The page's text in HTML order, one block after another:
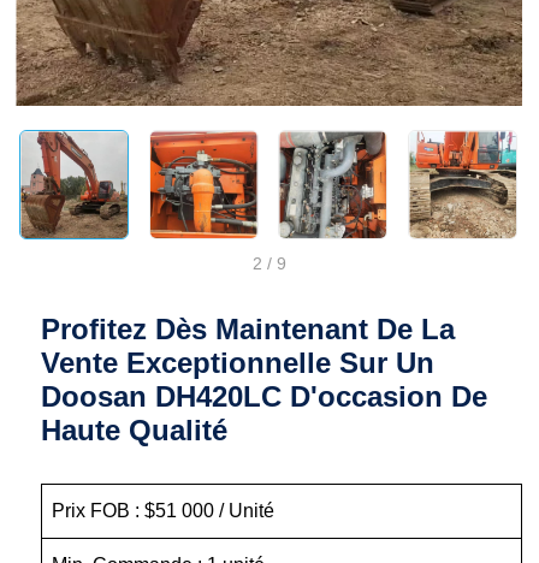
2 / 9
Profitez Dès Maintenant De La
Vente Exceptionnelle Sur Un
Doosan DH420LC D'occasion De
Haute Qualité
Prix FOB : $51 000 / Unité